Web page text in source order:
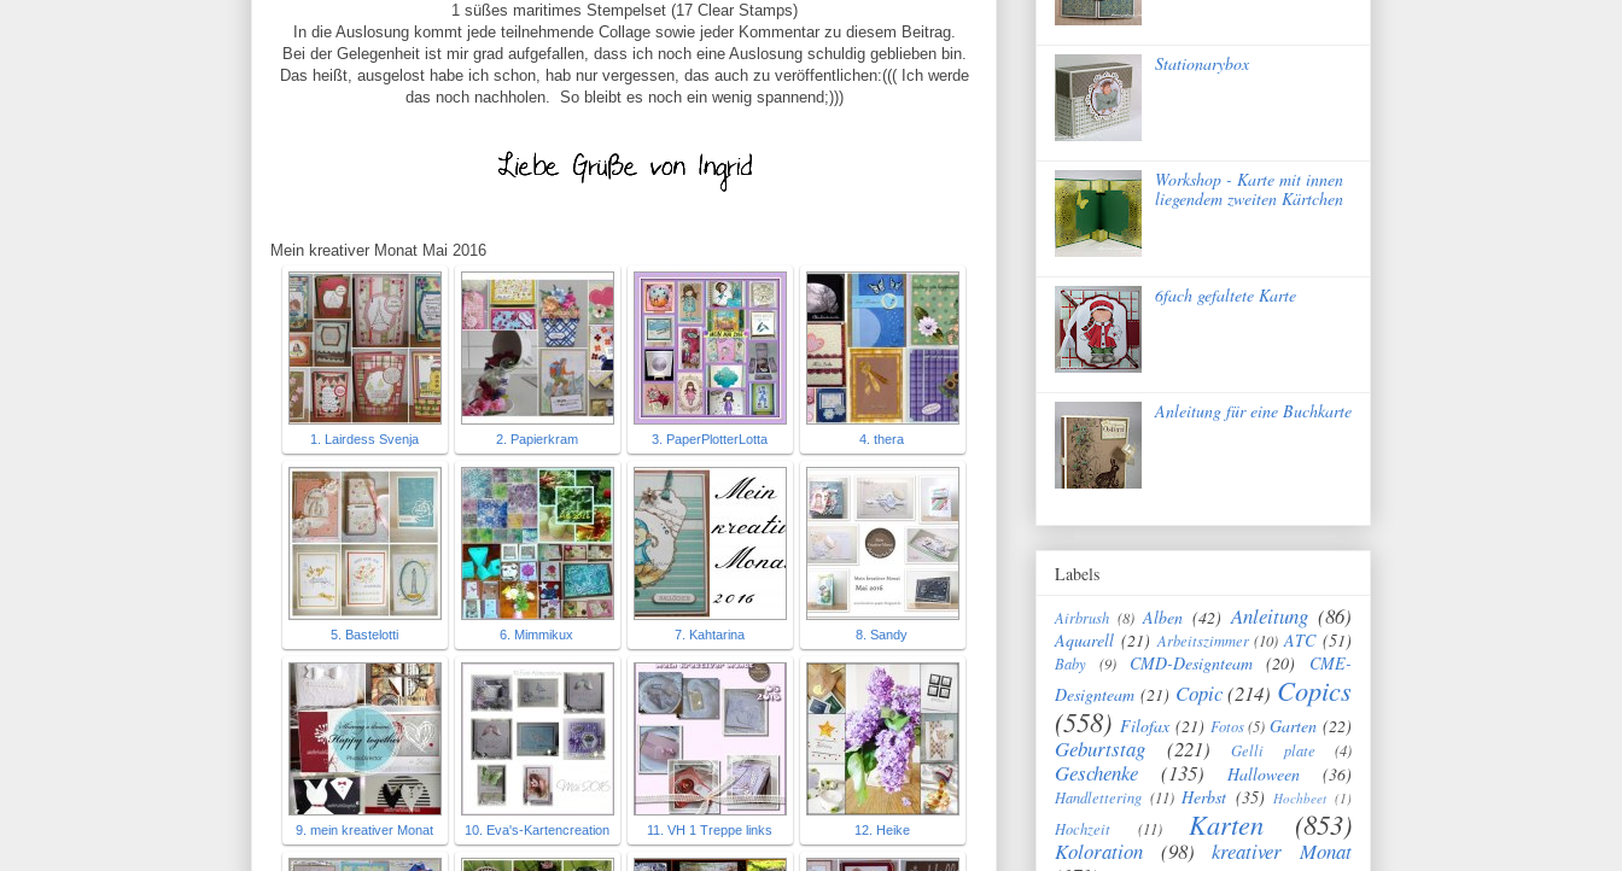
1 süßes maritimes Stempelset (17 Clear Stamps)
In die Auslosung kommt jede teilnehmende Collage sowie jeder Kommentar zu diesem Beitrag.
Bei der Gelegenheit ist mir grad aufgefallen, dass ich noch eine Auslosung schuldig geblieben bin.
Das heißt, ausgelost habe ich schon, hab nur vergessen, das auch zu veröffentlichen:((( Ich werde
das noch nachholen. So bleibt es noch ein wenig spannend;)))
Mein kreativer Monat Mai 2016
1. Lairdess Svenja 2. Papierkram 3. PaperPlotterLotta 4. thera
5. Bastelotti 6. Mimmikux 7. Kahtarina 8. Sandy
9. mein kreativer Monat 10. Eva's-Kartencreation 11. VH 1 Treppe links 12. Heike
Stationarybox
Workshop - Karte mit innen
liegendem zweiten Kärtchen
6fach gefaltete Karte
Anleitung für eine Buchkarte
Labels
Airbrush (8) Alben (42) Anleitung (86)
Aquarell (21) Arbeitszimmer (10) ATC (51)
Baby (9) CMD-Designteam (20)
CME-
Designteam (21) Copic (214) Copics
(558) Filofax (21) Fotos (5) Garten (22)
Geburtstag (221) Gelli plate (4)
Geschenke (135) Halloween (36)
Handlettering (11) Herbst (35) Hochbeet (1)
Hochzeit (11) Karten (853)
Koloration (98)
kreativer Monat